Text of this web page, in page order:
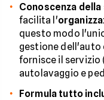
Conoscenza
facilita l'
questo modo
gestione dell'auto
fornisce il servizio
autolavaggio e
Formula tutto